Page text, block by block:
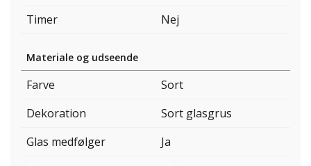
Timer
Nej
Materiale og udseende
Farve
Sort
Dekoration
Sort glasgrus
Glas medfølger
Ja